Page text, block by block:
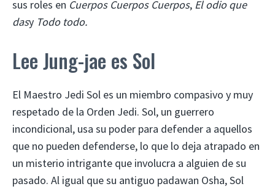
sus roles en Cuerpos Cuerpos Cuerpos, El odio que
dasy Todo todo.
Lee Jung-jae es Sol
El Maestro Jedi Sol es un miembro compasivo y muy
respetado de la Orden Jedi. Sol, un guerrero
incondicional, usa su poder para defender a aquellos
que no pueden defenderse, lo que lo deja atrapado en
un misterio intrigante que involucra a alguien de su
pasado. Al igual que su antiguo padawan Osha, Sol